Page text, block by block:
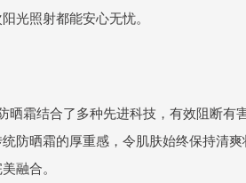
光照射都能安心无忧。
霜结合了多种先进科技，有效阻断有
防晒霜的厚重感，令肌肤始终保持清
融合。